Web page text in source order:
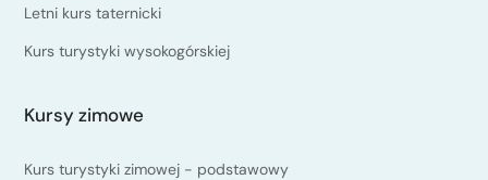
Letni kurs taternicki
Kurs turystyki wysokogórskiej
Kursy zimowe
Kurs turystyki zimowej - podstawowy